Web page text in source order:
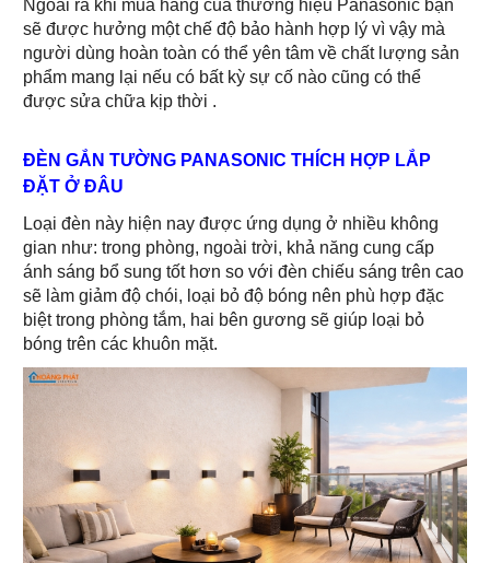
Ngoài ra khi mua hàng của thương hiệu Panasonic bạn
sẽ được hưởng một chế độ bảo hành hợp lý vì vậy mà
người dùng hoàn toàn có thể yên tâm về chất lượng sản
phẩm mang lại nếu có bất kỳ sự cố nào cũng có thể
được sửa chữa kịp thời .
ĐÈN GẮN TƯỜNG PANASONIC THÍCH HỢP LẮP
ĐẶT Ở ĐÂU
Loại đèn này hiện nay được ứng dụng ở nhiều không
gian như: trong phòng, ngoài trời, khả năng cung cấp
ánh sáng bổ sung tốt hơn so với đèn chiếu sáng trên cao
sẽ làm giảm độ chói, loại bỏ độ bóng nên phù hợp đặc
biệt trong phòng tắm, hai bên gương sẽ giúp loại bỏ
bóng trên các khuôn mặt.